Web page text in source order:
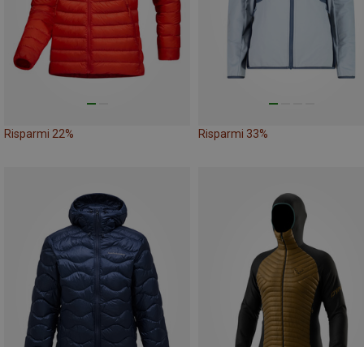
Risparmi 22% Risparmi 33%